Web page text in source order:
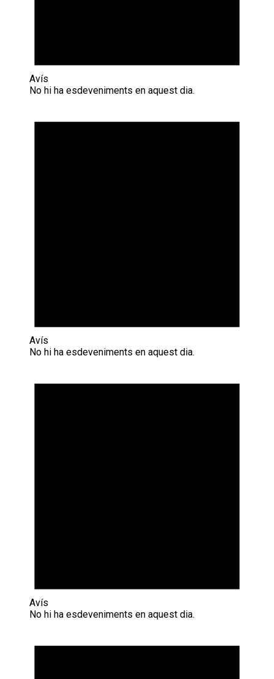
Avís
No hi ha esdeveniments en aquest dia.
Avís
No hi ha esdeveniments en aquest dia.
Avís
No hi ha esdeveniments en aquest dia.